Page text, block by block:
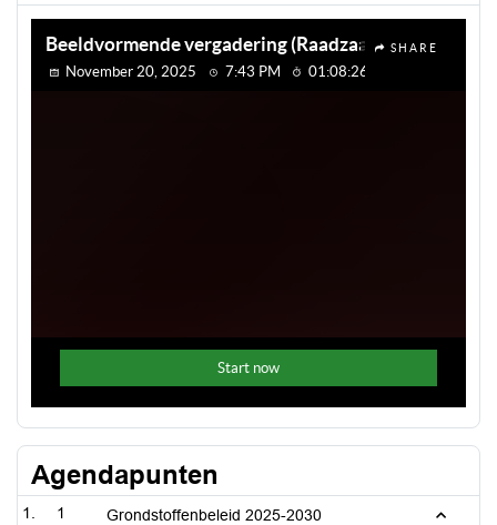
Agendapunten
1
Grondstoffenbeleid 2025-2030